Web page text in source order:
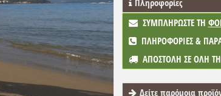
Πληροφορίες
ΣΥΜΠΛΗΡΩΣΤΕ ΤΗ
ΠΛΗΡΟΦΟΡΙΕΣ &
ΑΠΟΣΤΟΛΗ ΣΕ ΟΛΗ
Δείτε παρόμοια